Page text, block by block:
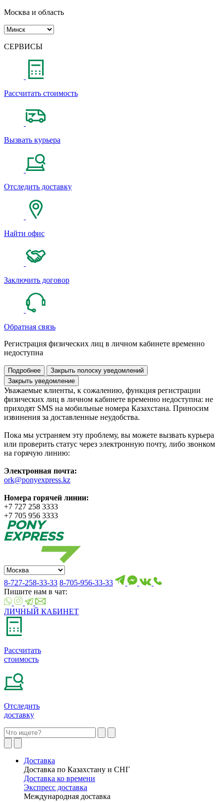
Москва и область
СЕРВИСЫ
Рассчитать стоимость
Вызвать курьера
Отследить доставку
Найти офис
Заключить договор
Обратная связь
Регистрация физических лиц в личном кабинете временно
недоступна
Подробнее
Закрыть полоску уведомлений
Закрыть уведомление
Уважаемые клиенты, к сожалению, функция регистрации
физических лиц в личном кабинете временно недоступна: не
приходят SMS на мобильные номера Казахстана. Приносим
извинения за доставленные неудобства.
Пока мы устраняем эту проблему, вы можете вызвать курьера
или проверить статус через электронную почту, либо звонком
на горячую линию:
Электронная почта:
ork@ponyexpress.kz
Номера горячей линии:
+7 727 258 3333
+7 705 956 3333
8-727-258-33-33 8-705-956-33-33
Пишите нам в чат:
ЛИЧНЫЙ КАБИНЕТ
Рассчитать
стоимость
Отследить
доставку
Доставка
Доставка по Казахстану и СНГ
Доставка ко времени
Экспресс доставка
Международная доставка